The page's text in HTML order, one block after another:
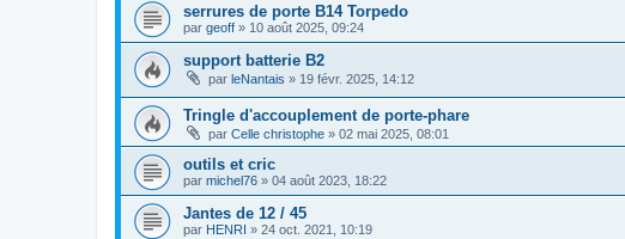
serrures de porte B14 Torpedo
par geoff » 10 août 2025, 09:24
support batterie B2
par leNantais » 19 févr. 2025, 14:12
Tringle d'accouplement de porte-phare
par Celle christophe » 02 mai 2025, 08:01
outils et cric
par michel76 » 04 août 2023, 18:22
Jantes de 12 / 45
par HENRI » 24 oct. 2021, 10:19